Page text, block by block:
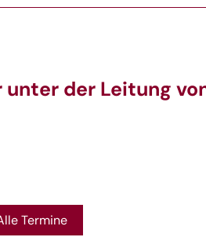
der Leitung
Termine